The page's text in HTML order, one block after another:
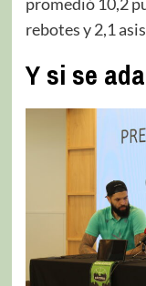
rebotes y 2,1
Y si se